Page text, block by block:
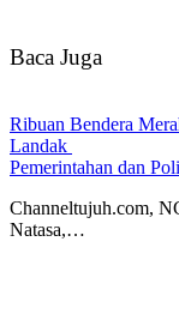
Baca Juga
Ribuan Bendera
Landak
Pemerintahan dan
Channeltujuh.com,
Natasa,…